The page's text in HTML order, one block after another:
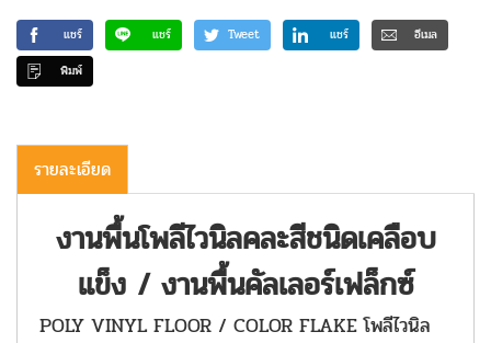
แชร์ แชร์ Tweet แชร์
อีเมล
พิมพ์
รายละเอียด
งานพื้นโพลีไวนิลคละสีชนิดเคลือบ
แข็ง / งานพื้นคัลเลอร์เฟล็กซ์
POLY VINYL FLOOR / COLOR FLAKE โพลีไวนิล